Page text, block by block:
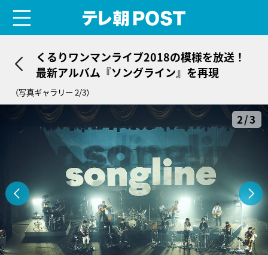
くるりワンマンライブ2018の模様を放送！
最新アルバム『ソングライン』を再現
（写真ギャラリー 2/3）
2/3